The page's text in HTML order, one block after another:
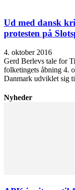
Ud med dansk
protesten på
4. oktober 2016
Gerd Berlevs tale for
folketingets åbning 4.
Danmark udviklet sig
Nyheder